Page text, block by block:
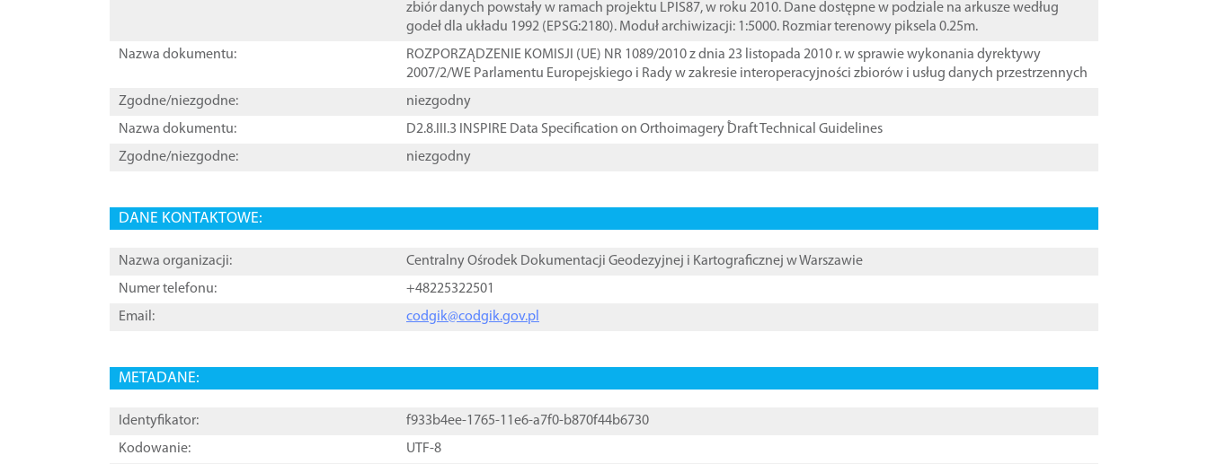
zbiór danych powstały w ramach projektu LPIS87, w roku 2010. Dane dostępne w podziale na arkusze według
godeł dla układu 1992 (EPSG:2180). Moduł archiwizacji: 1:5000. Rozmiar terenowy piksela 0.25m.
Nazwa dokumentu:
ROZPORZĄDZENIE KOMISJI (UE) NR 1089/2010 z dnia 23 listopada 2010 r. w sprawie wykonania dyrektywy
2007/2/WE Parlamentu Europejskiego i Rady w zakresie interoperacyjności zbiorów i usług danych przestrzennych
Zgodne/niezgodne:
niezgodny
Nazwa dokumentu:
D2.8.III.3 INSPIRE Data Specification on Orthoimagery ֠Draft Technical Guidelines
Zgodne/niezgodne:
niezgodny
DANE KONTAKTOWE:
Nazwa organizacji:
Centralny Ośrodek Dokumentacji Geodezyjnej i Kartograficznej w Warszawie
Numer telefonu:
+48225322501
Email:
codgik@codgik.gov.pl
METADANE:
Identyfikator:
f933b4ee-1765-11e6-a7f0-b870f44b6730
Kodowanie:
UTF-8